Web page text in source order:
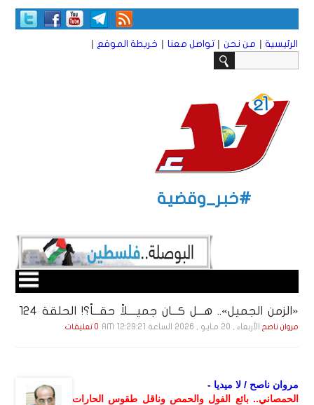
الرئيسية | من نحن | تواصل معنا | خريطة الموقع |
#خبر_وقضية
«الزمن الجميل».. هـــل كـــان جميــــلاً حقـــاً؟! الحلقة 124
مروان ناصح الأربعاء , 20 مـايـو , 2026 الساعة 12:29:21 AM 0 تعليقات
مروان ناصح / لا ميديا -
الحمصاني.. بائع الفول والحمص وناقل طقوس الحارات